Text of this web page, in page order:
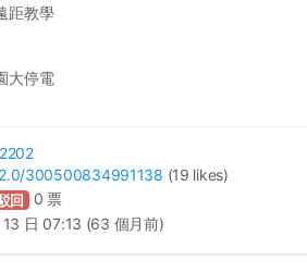
距教學
大停電
/300500834991138 (19 likes)
回 0 票
日 07:13 (63 個月前)